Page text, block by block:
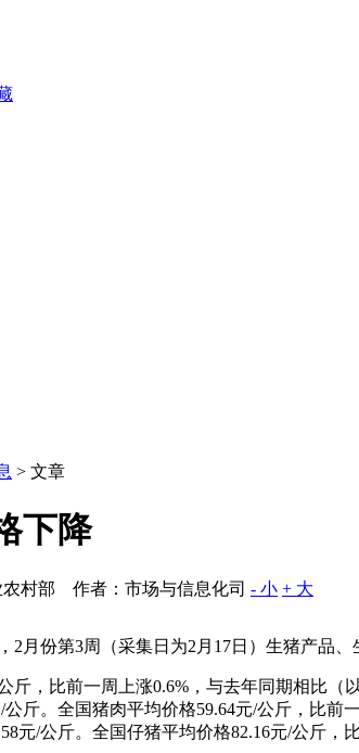
> 文章
下降
村部 作者：市场与信息化司 - 小 + 大
2月份第3周（采集日为2月17日）生猪产品
斤，比前一周上涨0.6%，与去年同期相比
斤。全国猪肉平均价格59.64元/公斤，比
元/公斤。全国仔猪平均价格82.16元/公斤